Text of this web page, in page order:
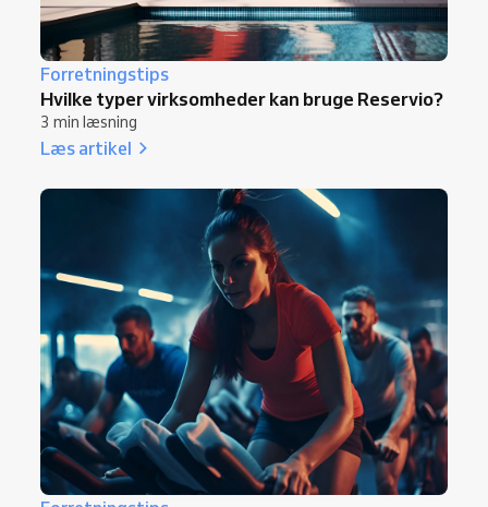
Forretningstips
Hvilke typer virksomheder kan bruge Reservio?
3 min læsning
Læs artikel